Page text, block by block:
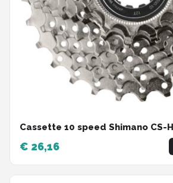
Cassette 10 speed Shimano CS-
€ 26,16